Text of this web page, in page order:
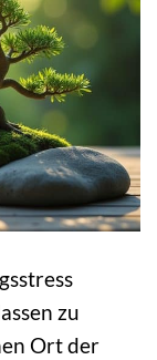
zu
Ort der